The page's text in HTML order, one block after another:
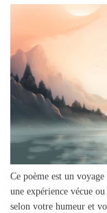
Ce poème est un
une expérience vécue
selon votre humeur et